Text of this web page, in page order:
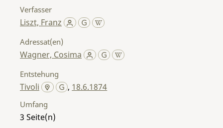
Verfasser
Liszt, Franz
Adressat(en)
Wagner, Cosima
Entstehung
Tivoli , 18.6.1874
Umfang
3